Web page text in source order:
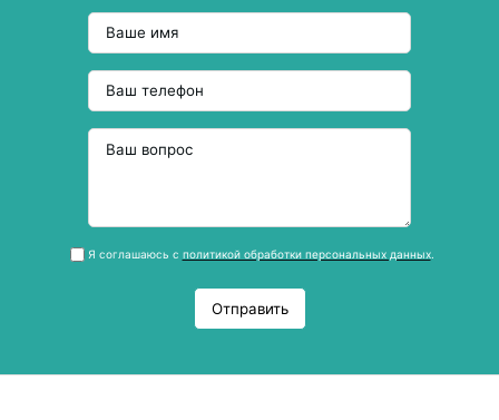
Я соглашаюсь с политикой обработки персональных данных.
Отправить